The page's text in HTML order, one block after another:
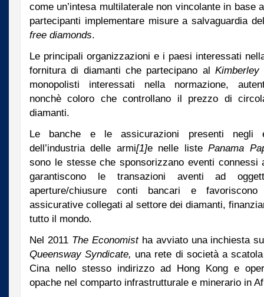
come un’intesa multilaterale non vincolante in base
partecipanti implementare misure a salvaguardia
free diamonds.
Le principali organizzazioni e i paesi interessati
fornitura di diamanti che partecipano al Kimberley
monopolisti interessati nella normazione,
nonchè coloro che controllano il prezzo di
diamanti.
Le banche e le assicurazioni presenti negli
dell’industria delle armi[1]e nelle listePanama
sono le stesse che sponsorizzano eventi connessi
garantiscono le transazioni aventi ad
aperture/chiusure conti bancari e favoriscono
assicurative collegati al settore dei diamanti,
tutto il mondo.
Nel 2011 The Economistha avviato una inchiesta
Queensway Syndicate, una rete di società a
Cina nello stesso indirizzo ad Hong Kong e
opache nel comparto infrastrutturale e minerario in